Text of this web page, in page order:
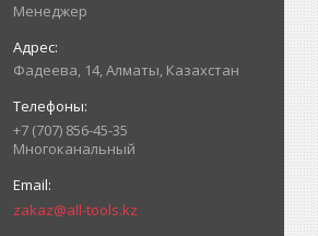
Менеджер
Фадеева, 14, Алматы, Казахстан
+7 (707) 856-45-35
Многоканальный
zakaz@all-tools.kz